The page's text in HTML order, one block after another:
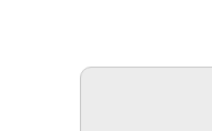
Podigee-